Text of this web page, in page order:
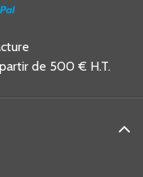
de 500 € H.T.